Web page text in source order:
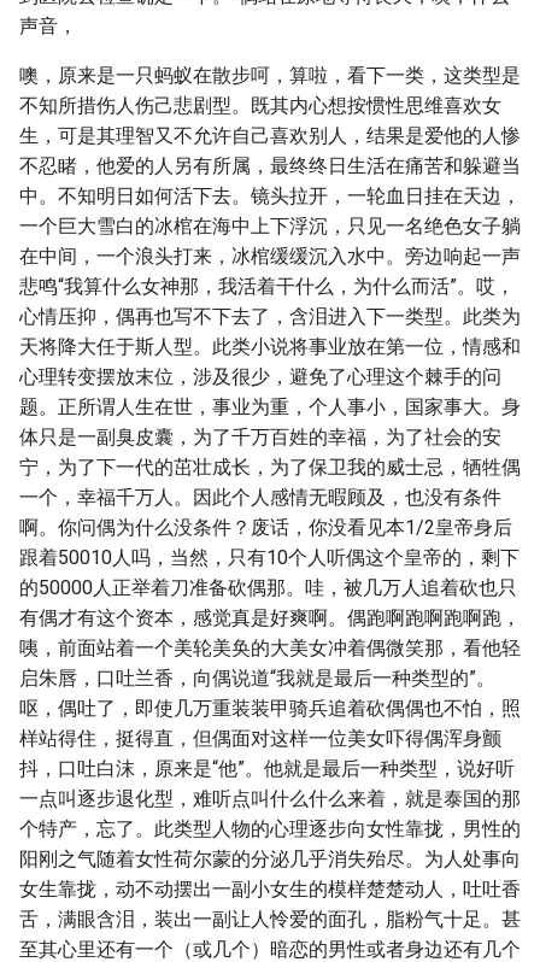
声音，
噢，原来是一只蚂蚁在散步呵，算啦，看下一类，这类型是
不知所措伤人伤己悲剧型。既其内心想按惯性思维喜欢女
生，可是其理智又不允许自己喜欢别人，结果是爱他的人惨
不忍睹，他爱的人另有所属，最终终日生活在痛苦和躲避当
中。不知明日如何活下去。镜头拉开，一轮血日挂在天边，
一个巨大雪白的冰棺在海中上下浮沉，只见一名绝色女子躺
在中间，一个浪头打来，冰棺缓缓沉入水中。旁边响起一声
悲鸣“我算什么女神那，我活着干什么，为什么而活”。哎，
心情压抑，偶再也写不下去了，含泪进入下一类型。此类为
天将降大任于斯人型。此类小说将事业放在第一位，情感和
心理转变摆放末位，涉及很少，避免了心理这个棘手的问
题。正所谓人生在世，事业为重，个人事小，国家事大。身
体只是一副臭皮囊，为了千万百姓的幸福，为了社会的安
宁，为了下一代的茁壮成长，为了保卫我的威士忌，牺牲偶
一个，幸福千万人。因此个人感情无暇顾及，也没有条件
啊。你问偶为什么没条件？废话，你没看见本1/2皇帝身后
跟着50010人吗，当然，只有10个人听偶这个皇帝的，剩下
的50000人正举着刀准备砍偶那。哇，被几万人追着砍也只
有偶才有这个资本，感觉真是好爽啊。偶跑啊跑啊跑啊跑，
咦，前面站着一个美轮美奂的大美女冲着偶微笑那，看他轻
启朱唇，口吐兰香，向偶说道“我就是最后一种类型的”。
呕，偶吐了，即使几万重装装甲骑兵追着砍偶偶也不怕，照
样站得住，挺得直，但偶面对这样一位美女吓得偶浑身颤
抖，口吐白沫，原来是“他”。他就是最后一种类型，说好听
一点叫逐步退化型，难听点叫什么什么来着，就是泰国的那
个特产，忘了。此类型人物的心理逐步向女性靠拢，男性的
阳刚之气随着女性荷尔蒙的分泌几乎消失殆尽。为人处事向
女生靠拢，动不动摆出一副小女生的模样楚楚动人，吐吐香
舌，满眼含泪，装出一副让人怜爱的面孔，脂粉气十足。甚
至其心里还有一个（或几个）暗恋的男性或者身边还有几个